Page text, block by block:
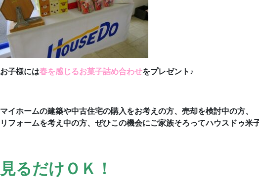
お子様には春を感じるお菓子詰め合わせをプレゼント♪
マイホームの建築や中古住宅の購入をお考えの方、売却を検討中の方、
リフォームを考え中の方、ぜひこの機会にご家族そろってハウスドゥ米
見るだけＯＫ！